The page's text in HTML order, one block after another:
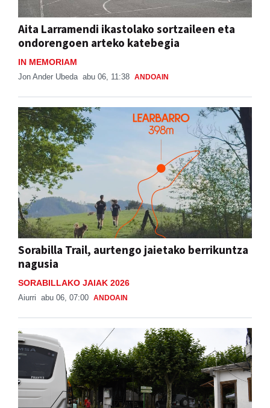
Aita Larramendi ikastolako sortzaileen eta
ondorengoen arteko katebegia
IN MEMORIAM
Jon Ander Ubeda abu 06, 11:38 ANDOAIN
Sorabilla Trail, aurtengo jaietako berrikuntza
nagusia
SORABILLAKO JAIAK 2026
Aiurri abu 06, 07:00 ANDOAIN